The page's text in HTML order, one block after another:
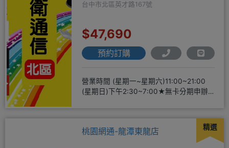
台中市北區英才路167號
$47,690
預約訂購
營業時間 (星期一~星期六)11:00~21:00
(星期日)下午2:30~7:00★無卡分期申辦
精選
桃園網通-龍潭東龍店